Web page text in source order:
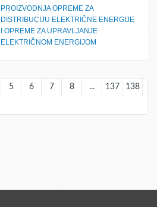
PROIZVODNJA OPREME ZA
DISTRIBUCIJU ELEKTRIČNE ENERGIJE
I OPREME ZA UPRAVLJANJE
ELEKTRIČNOM ENERGIJOM
5 6 7 8 ... 137 138